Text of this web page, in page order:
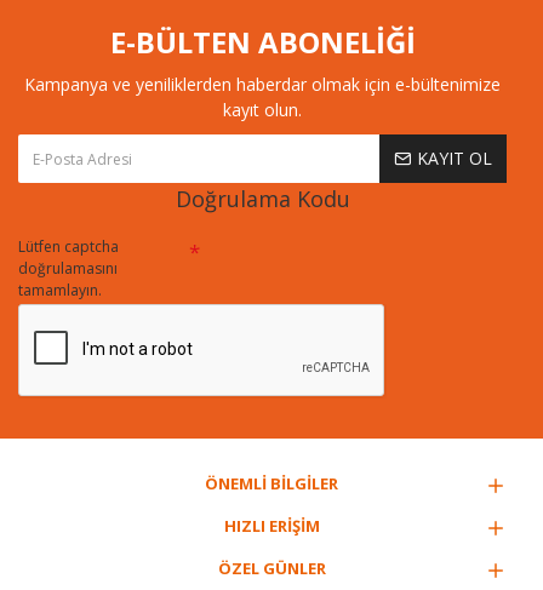
E-BÜLTEN ABONELİĞİ
Kampanya ve yeniliklerden haberdar olmak için e-bültenimize
kayıt olun.
KAYIT OL
Doğrulama Kodu
Lütfen captcha
doğrulamasını
tamamlayın.
ÖNEMLİ BİLGİLER
HIZLI ERİŞİM
ÖZEL GÜNLER